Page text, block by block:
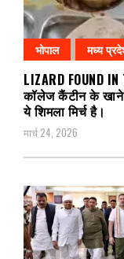
भोपाल मध्य
LIZARD FOUND IN
कॉलेज कैंटीन के खाने
ये शिमला मिर्च है।
मार्च 24, 2026